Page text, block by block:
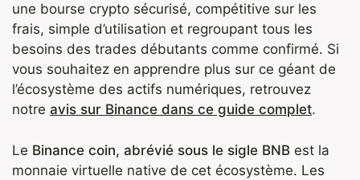
une bourse crypto sécurisé, compétitive sur les
frais, simple d’utilisation et regroupant tous les
besoins des trades débutants comme confirmé. Si
vous souhaitez en apprendre plus sur ce géant de
l’écosystème des actifs numériques, retrouvez
notre avis sur Binance dans ce guide complet.
Le Binance coin, abrévié sous le sigle BNB est la
monnaie virtuelle native de cet écosystème. Les